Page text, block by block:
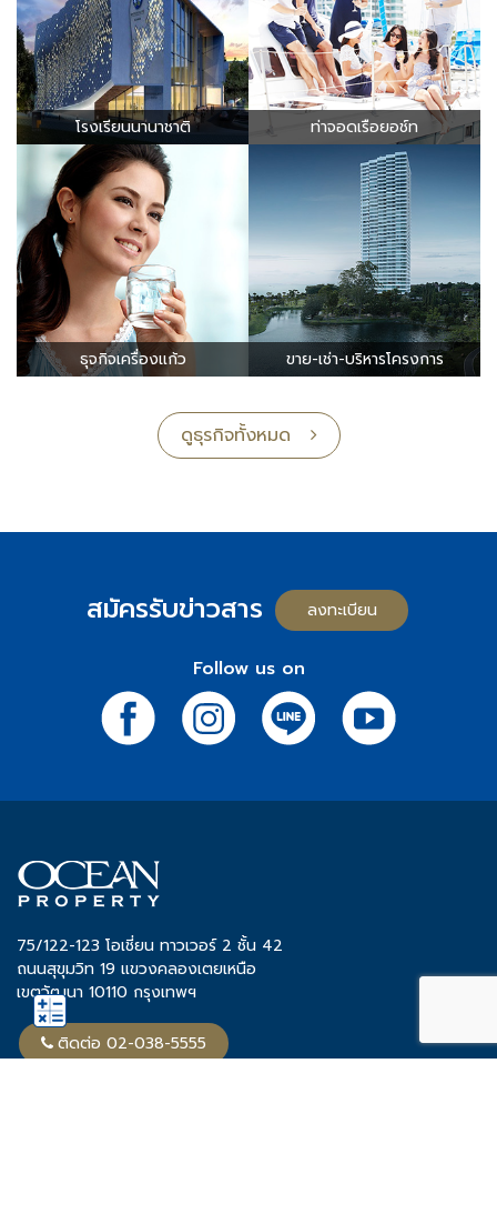
โรงเรียนนานาชาติ ท่าจอดเรือยอช์ท
ธุจกิจเครื่องแก้ว ขาย-เช่า-บริหารโครงการ
ดูธุรกิจทั้งหมด
สมัครรับข่าวสาร ลงทะเบียน
Follow us on
75/122-123 โอเชี่ยน ทาวเวอร์ 2 ชั้น 42
ถนนสุขุมวิท 19 แขวงคลองเตยเหนือ
เขตวัฒนา 10110 กรุงเทพฯ
ติดต่อ 02-038-5555